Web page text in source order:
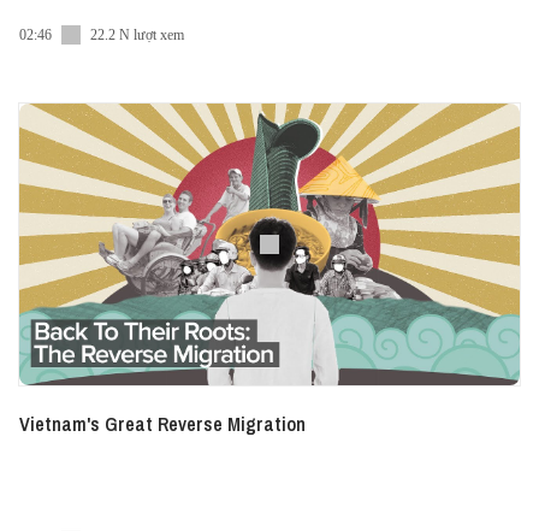
02:46 22.2 N lượt xem
Vietnam's Great Reverse Migration